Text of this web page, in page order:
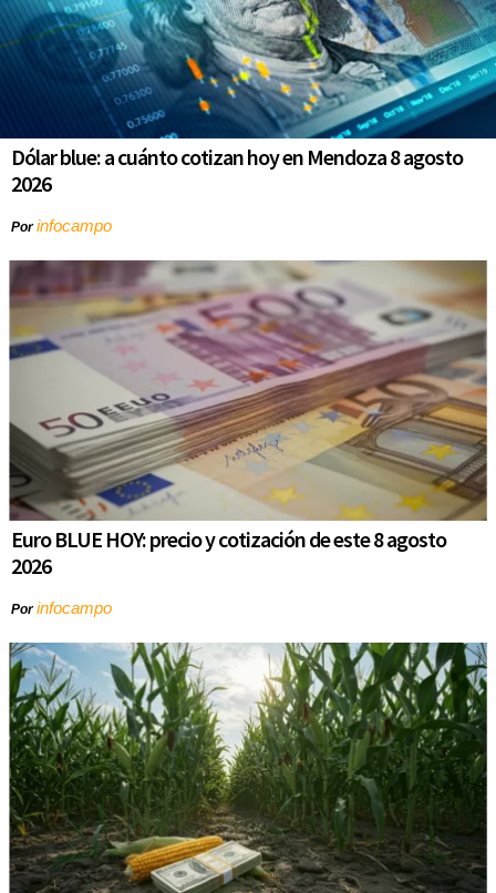
Dólar blue: a cuánto cotizan hoy en Mendoza 8 agosto
2026
Porinfocampo
Euro BLUE HOY: precio y cotización de este 8 agosto
2026
Porinfocampo